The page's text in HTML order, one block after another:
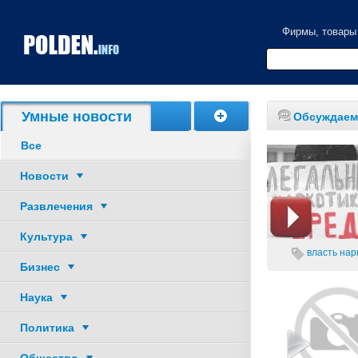
Фирмы, товары
Умные новости
Все
Новости
Развлечения
Культура
Бизнес
Наука
Политика
Обсуждаем
власть